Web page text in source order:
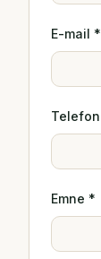
E-mail *
Telefon
Emne *